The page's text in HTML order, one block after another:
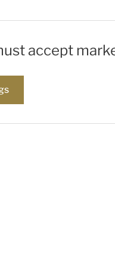
accept